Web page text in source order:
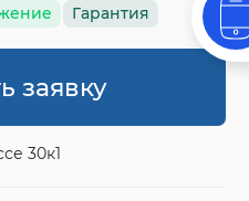
Гарантия
заявку
30к1